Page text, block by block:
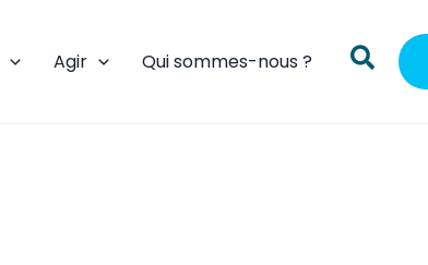
Agir Qui sommes-nous ?